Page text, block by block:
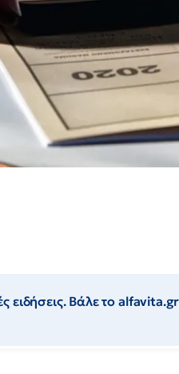
ειδήσεις. Βάλε το